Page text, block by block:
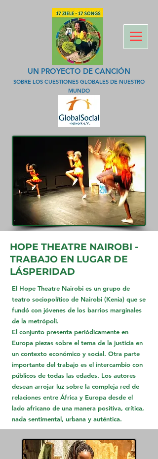
UN PROYECTO DE CANCIÓN
SOBRE LOS CUESTIONES GLOBALES DE NUESTRO
MUNDO
HOPE THEATRE NAIROBI -
TRABAJO EN LUGAR DE
LÁSPERIDAD
El Hope Theatre Nairobi es un grupo de
teatro sociopolítico de Nairobi (Kenia) que se
fundó con jóvenes de los barrios marginales
de la metrópoli.
El conjunto presenta periódicamente en
Europa piezas sobre el tema de la justicia en
un contexto económico y social. Otra parte
importante del trabajo es el intercambio con
públicos de todas las edades. Los autores
desean arrojar luz sobre la compleja red de
relaciones entre África y Europa desde el
lado africano de una manera positiva, crítica,
nada sentimental, urbana y auténtica.